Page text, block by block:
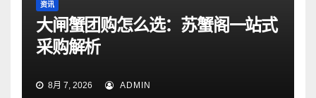
资讯
大闸蟹团购怎么选：苏蟹阁一站式
采购解析
8月 7, 2026 ADMIN